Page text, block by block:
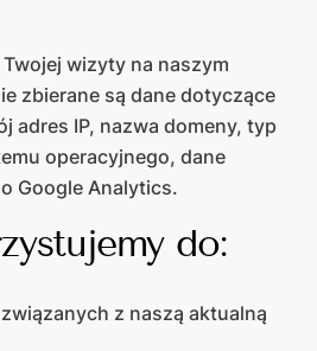
wizyty na naszym
zbierane są dane dotyczące
adres IP, nazwa domeny, typ
operacyjnego, dane
Google Analytics.
do:
z naszą aktualną